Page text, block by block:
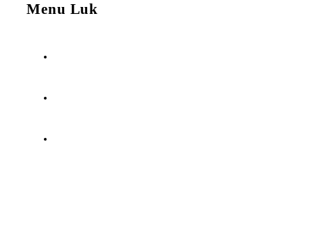
Menu Luk